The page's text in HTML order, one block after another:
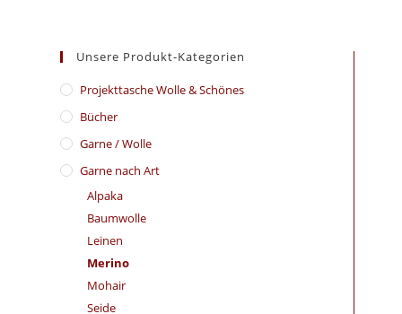
Unsere Produkt-Kategorien
​Projekttasche Wolle & Schönes
Bücher
Garne / Wolle
Garne nach Art
Alpaka
Baumwolle
Leinen
Merino
Mohair
Seide